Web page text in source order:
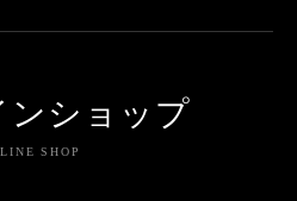
ンショップ
SHOP